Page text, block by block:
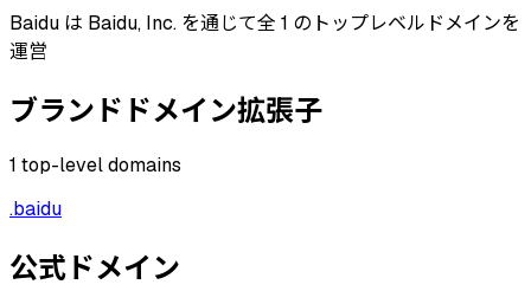
Baidu は Baidu, Inc. を通じて全 1 のトップレベルドメインを
運営
ブランドドメイン拡張子
1 top-level domains
.baidu
公式ドメイン